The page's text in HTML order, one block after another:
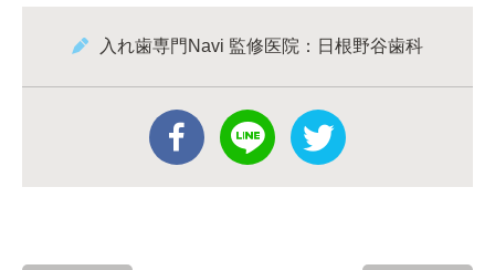
入れ歯専門Navi 監修医院：日根野谷歯科